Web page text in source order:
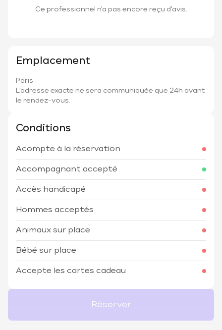
Ce professionnel n'a pas encore reçu d'avis.
Emplacement
Paris
L'adresse exacte ne sera communiquée que 24h avant
le rendez-vous.
Conditions
Acompte à la réservation
Accompagnant accepté
Accès handicapé
Hommes acceptés
Animaux sur place
Bébé sur place
Accepte les cartes cadeau
Réserver